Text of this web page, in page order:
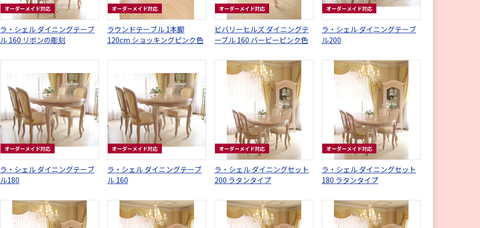
オーダーメイド対応
ラ・シェル ダイニングテーブ
ル 160 リボンの彫刻
オーダーメイド対応
ラウンドテーブル 1本脚
120cm ショッキングピンク色
オーダーメイド対応
ビバリーヒルズ ダイニングテ
ーブル 160 バービーピンク色
オーダーメイド対応
ラ・シェル ダイニングテーブ
ル200
オーダーメイド対応
ラ・シェル ダイニングテーブ
ル180
オーダーメイド対応
ラ・シェル ダイニングテーブ
ル 160
オーダーメイド対応
ラ・シェル ダイニングセット
200 ラタンタイプ
オーダーメイド対応
ラ・シェル ダイニングセット
180 ラタンタイプ